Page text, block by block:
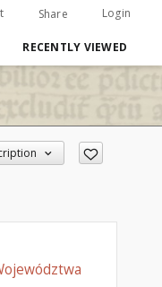
Share Login
RECENTLY VIEWED